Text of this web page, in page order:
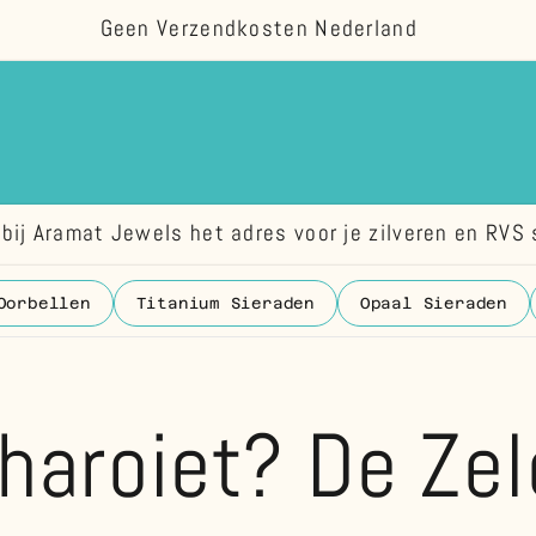
Geen Verzendkosten Nederland
Aramat Jewels het adres voor je zilveren en RVS
Titanium Sieraden Opaal Sieraden
De